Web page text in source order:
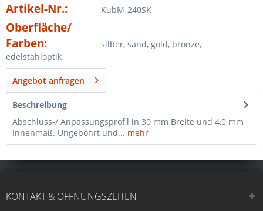
Artikel-Nr.: KubM-240SK
Oberfläche/
Farben:
silber, sand, gold, bronze,
edelstahloptik
Angebot anfragen
Beschreibung
Abschluss-/ Anpassungsprofil in 30 mm Breite und 4,0 mm
Innenmaß. Ungebohrt und... mehr
KONTAKT & ÖFFNUNGSZEITEN